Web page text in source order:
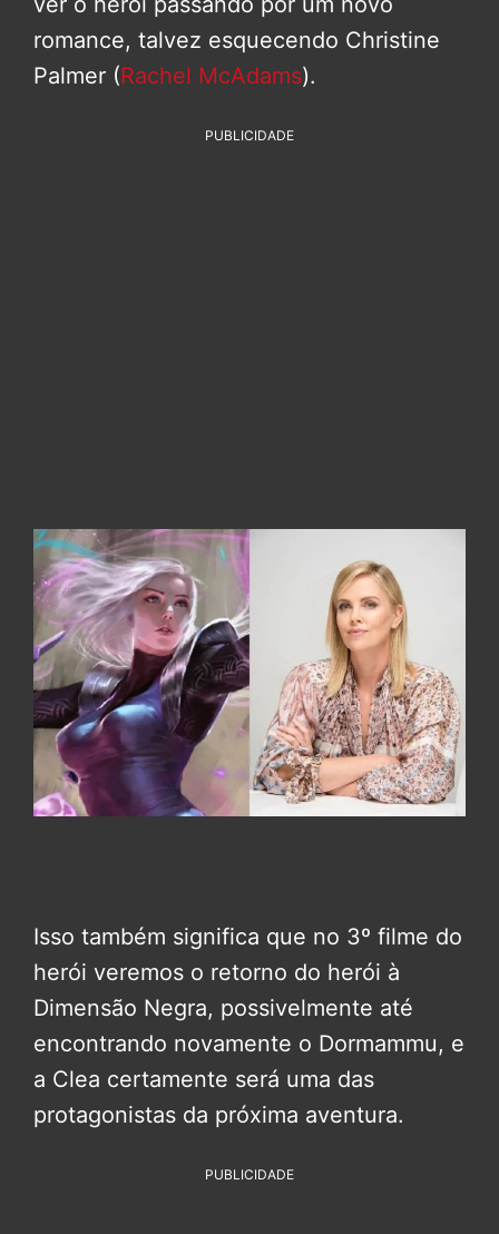
romance, talvez esquecendo Christine
Palmer (Rachel McAdams).
PUBLICIDADE
Isso também significa que no 3º filme do
herói veremos o retorno do herói à
Dimensão Negra, possivelmente até
encontrando novamente o Dormammu, e
a Clea certamente será uma das
protagonistas da próxima aventura.
PUBLICIDADE